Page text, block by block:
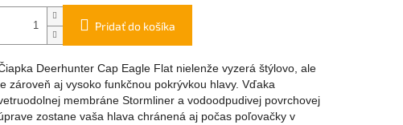
Pridať do košíka
Deerhunter Cap Eagle Flat nielenže vyzerá štýlovo, ale
zároveň aj vysoko funkčnou pokrývkou hlavy. Vďaka
membráne Stormliner a vodoodpudivej povrchovej
zostane vaša hlava chránená aj počas poľovačky v